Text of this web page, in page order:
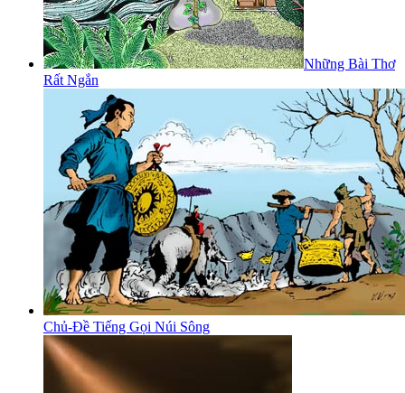
Những Bài Thơ
Rất Ngắn
Chủ-Đề Tiếng Gọi Núi Sông